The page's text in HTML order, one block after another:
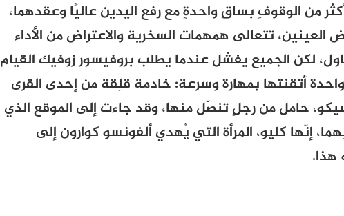
من الوقوفِ بساقٍ واحدةٍ مع رفع اليدين عاليًا وعقدهما،
تتعالى همهمات السخرية والاعتراض من الأداء
لكن الجميع يفشل عندما يطلب بروفيسور زوفيك القيام
أتقنتها بمهارة وسرعة: خادمة قلِقة من إحدى القرى
حامل من رجلٍ تنصّل منها، وقد جاءت إلى الموقع الذي
إنّها كليو، المرأة التي يُهدي ألفونسو كوارون إلى
هذا.